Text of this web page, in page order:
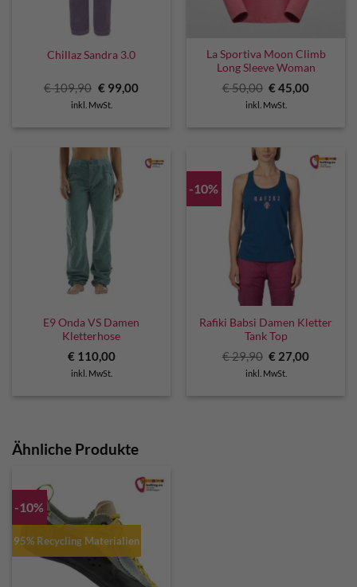
Chillaz Sandra 3.0
€109,90 Ursprünglicher
Preis
war:
€99,00Aktueller
inkl. MwSt.
La Sportiva Moon Climb
Long Sleeve Woman
€50,00 Ursprünglicher
Preis
war:
€45,00
inkl. MwSt.
E9 Onda VS Damen
Kletterhose
€110,00
inkl. MwSt.
-10%
Rafiki Babsi Damen Kletter
Tank Top
€29,90 Ursprünglicher
Preis
war:
€ 27,00
inkl. MwSt.
Ähnliche Produkte
-10%
95% Recycling Materialien